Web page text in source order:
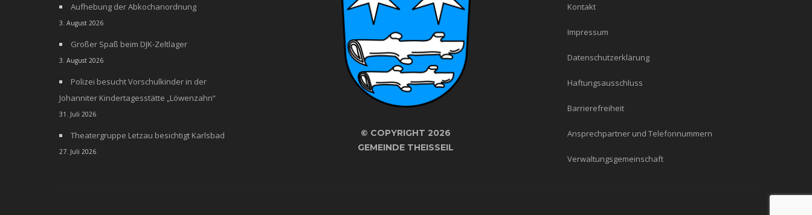
Aufhebung der Abkochanordnung
3. August 2026
Großer Spaß beim DJK-Zeltlager
3. August 2026
Polizei besucht Vorschulkinder in der
Johanniter Kindertagesstätte „Löwenzahn“
31. Juli 2026
Theatergruppe Letzau besichtigt Karlsbad
27. Juli 2026
© COPYRIGHT 2026
GEMEINDE THEISSEIL
Kontakt
Impressum
Datenschutzerklärung
Haftungsausschluss
Barrierefreiheit
Ansprechpartner und Telefonnummern
Verwaltungsgemeinschaft